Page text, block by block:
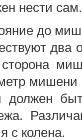
нести сам.
до
с колена.